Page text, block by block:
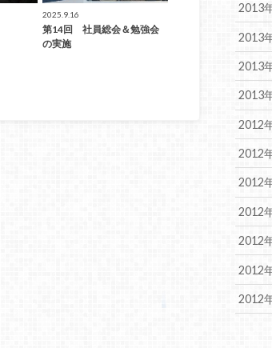
2025.9.16
第14回 社員総会＆勉強会
の実施
2013
2013
2013
2013
2012
2012
2012
2012
2012
2012
2012